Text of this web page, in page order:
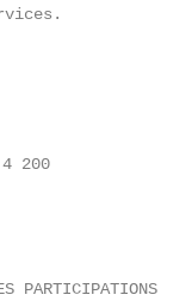
200
PARTICIPATIONS